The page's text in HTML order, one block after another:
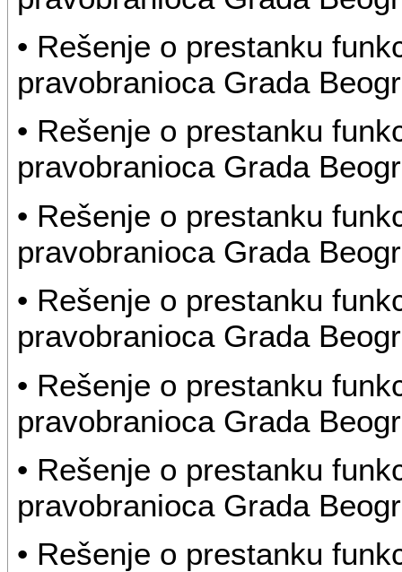
• Rešenje o prestanku
pravobranioca Grada
• Rešenje o prestanku
pravobranioca Grada
• Rešenje o prestanku
pravobranioca Grada
• Rešenje o prestanku
pravobranioca Grada
• Rešenje o prestanku
pravobranioca Grada
• Rešenje o prestanku
pravobranioca Grada
• Rešenje o prestanku